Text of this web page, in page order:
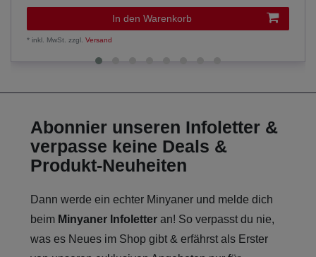
In den Warenkorb
*inkl. MwSt. zzgl.Versand
Abonnier unseren Infoletter &
verpasse keine Deals &
Produkt-Neuheiten
Dann werde ein echter Minyaner und melde dich
beim Minyaner Infoletter an! So verpasst du nie,
was es Neues im Shop gibt & erfährst als Erster